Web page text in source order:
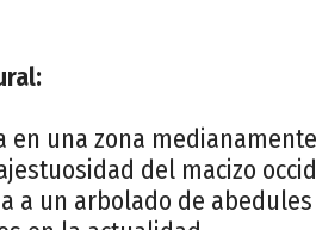
en una zona
del macizo
a un arbolado de